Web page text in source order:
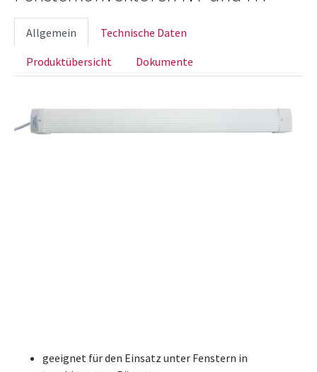
Allgemein Technische Daten
Produktübersicht Dokumente
geeignet für den Einsatz unter Fenstern in